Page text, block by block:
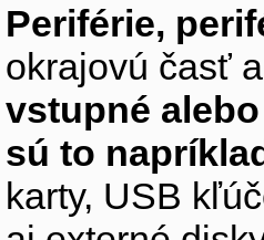
Periférie,
okrajovú časť
vstupné
sú to
karty, USB